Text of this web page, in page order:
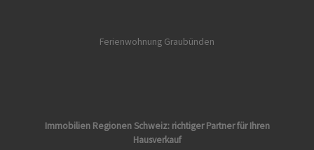
Ferienwohnung Graubünden
Immobilien Regionen Schweiz: richtiger Partner für Ihren
Hausverkauf